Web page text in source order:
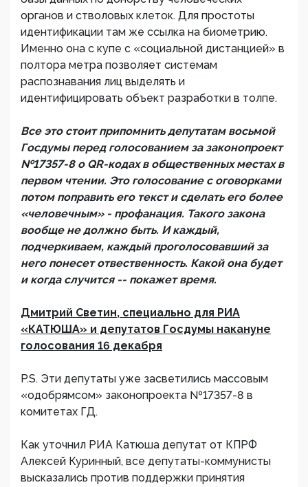
органов и стволовых клеток. Для простоты
идентификации там же ссылка на биометрию.
Именно она с купе с «социальной дистанцией» в
полтора метра позволяет системам
распознавания лиц выделять и
идентифицировать объект разработки в толпе.
Все это стоит припомнить депутатам восьмой
Госдумы перед голосованием за законопроект
№17357-8 о QR-кодах в общественных местах в
первом чтении. Это голосование с оговорками
потом поправить его текст и сделать его более
«человечным» - профанация. Такого закона
вообще не должно быть. И каждый,
подчеркиваем, каждый проголосовавший за
него понесет отвественность. Какой она будет
и когда случится -- покажет время.
Дмитрий Светин, специально для РИА
«КАТЮША» и депутатов Госдумы накануне
голосования 16 декабря
P.S. Эти депутаты уже засветились массовым
«одобрямсом» законопроекта №17357-8 в
комитетах ГД.
Как уточнил РИА Катюша депутат от КПРФ
Алексей Куринный, все депутаты-коммунисты
высказались против поддержки принятия